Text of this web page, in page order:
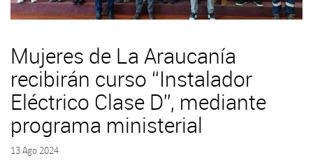
Mujeres de La Araucanía
recibirán curso “Instalador
Eléctrico Clase D”, mediante
programa ministerial
13 Ago 2024